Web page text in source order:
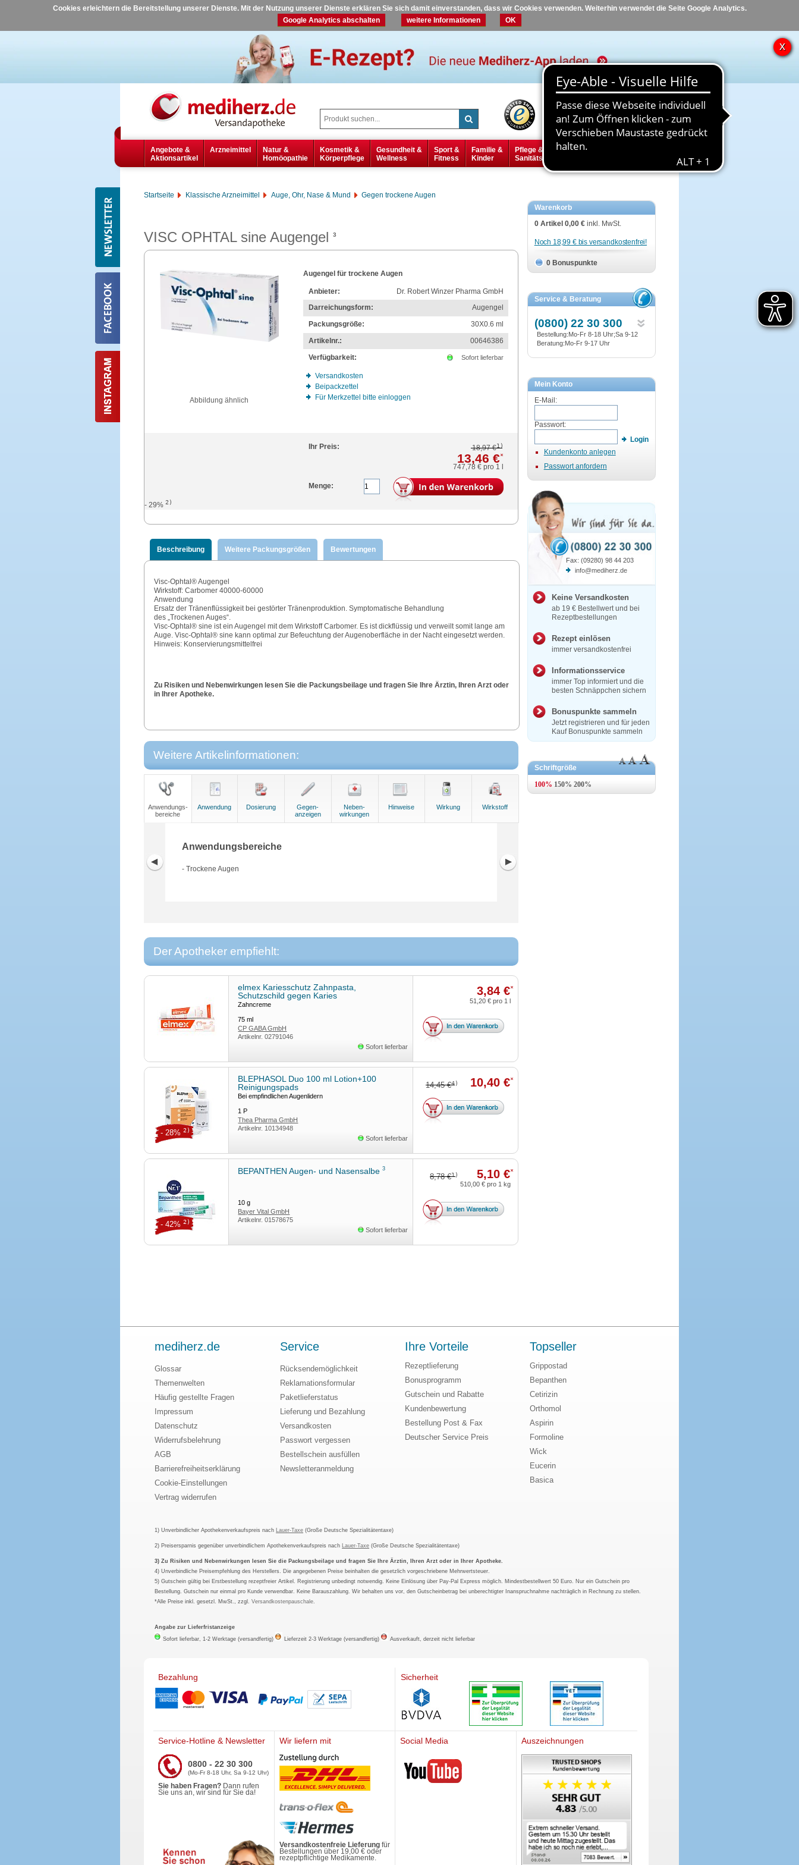
Cookies erleichtern die Bereitstellung unserer Dienste. Mit der Nutzung unserer Dienste erklären Sie sich damit einverstanden, dass wir Cookies verwenden. Weiterhin verwendet die Seite Google Analytics.
Google Analytics abschalten
weitere Informationen OK
Hilfe Kontakt
Angebote &
Aktionsartikel
Arzneimittel
Natur &
Homöopathie
Kosmetik &
Körperpflege
Gesundheit &
Wellness
Sport &
Fitness
Familie &
Kinder
Pflege &
Sanitätsbedarf
Diabetes
Startseite Klassische Arzneimittel Auge, Ohr, Nase & Mund Gegen trockene Augen
VISC OPHTAL sine Augengel 3
Abbildung ähnlich
Augengel für trockene Augen
Anbieter:
Dr. Robert Winzer Pharma GmbH
Darreichungsform:
Augengel
Packungsgröße:
30X0.6 ml
Artikelnr.:
00646386
Verfügbarkeit:
Sofort lieferbar
Versandkosten
Beipackzettel
Für Merkzettel bitte einloggen
Ihr Preis: 18,97 €1)
13,46 €*
747,78 €pro 1 l
Menge:
- 29% 2)
Beschreibung Weitere Packungsgrößen Bewertungen
Visc-Ophtal® Augengel
Wirkstoff: Carbomer 40000-60000
Anwendung
Ersatz der Tränenflüssigkeit bei gestörter Tränenproduktion. Symptomatische Behandlung
des „Trockenen Auges“.
Visc-Ophtal® sine ist ein Augengel mit dem Wirkstoff Carbomer. Es ist dickflüssig und verweilt somit lange am
Auge. Visc-Ophtal® sine kann optimal zur Befeuchtung der Augenoberfläche in der Nacht eingesetzt werden.
Hinweis: Konservierungsmittelfrei
Zu Risiken und Nebenwirkungen lesen Sie die Packungsbeilage und fragen Sie Ihre Ärztin, Ihren Arzt oder
in Ihrer Apotheke.
Weitere Artikelinformationen:
Anwendungs-
bereiche
Anwendung Dosierung
Gegen-
anzeigen
Neben-
wirkungen
Hinweise Wirkung Wirkstoff
Anwendungsbereiche
- Trockene Augen
Der Apotheker empfiehlt:
elmex Kariesschutz Zahnpasta,
Schutzschild gegen Karies
Zahncreme
75ml
CP GABA GmbH
Artikelnr.02791046
Sofort lieferbar
3,84 €*
51,20 € pro 1 l
BLEPHASOL Duo 100 ml Lotion+100
Reinigungspads
Bei empfindlichen Augenlidern
1P
Thea Pharma GmbH
Artikelnr. 10134948
Sofort lieferbar
14,45 €4) 10,40 €*
- 28% 2)
BEPANTHEN Augen- und Nasensalbe3
10g
Bayer Vital GmbH
Artikelnr.01578675
Sofort lieferbar
8,78 €1) 5,10 €*
- 42% 2)
510,00 € pro 1 kg
Warenkorb
0 Artikel 0,00 € inkl. MwSt.
Noch 18,99 € bis versandkostenfrei!
0 Bonuspunkte
Service & Beratung
(0800) 22 30 300
Bestellung:Mo-Fr 8-18 Uhr;Sa 9-12
Beratung:Mo-Fr 9-17 Uhr
Mein Konto
E-Mail:
Passwort:
Login
Kundenkonto anlegen
Passwort anfordern
Fax: (09280) 98 44 203
info@mediherz.de
Keine Versandkosten
ab 19 € Bestellwert und bei
Rezeptbestellungen
Rezept einlösen
immer versandkostenfrei
Informationsservice
immer Top informiert und die
besten Schnäppchen sichern
Bonuspunkte sammeln
Jetzt registrieren und für jeden
Kauf Bonuspunkte sammeln
Schriftgröße
mediherz.de
Glossar
Themenwelten
Häufig gestellte Fragen
Impressum
Datenschutz
Widerrufsbelehrung
AGB
Barrierefreiheitserklärung
Cookie-Einstellungen
Vertrag widerrufen
Service
Rücksendemöglichkeit
Reklamationsformular
Paketlieferstatus
Lieferung und Bezahlung
Versandkosten
Passwort vergessen
Bestellschein ausfüllen
Newsletteranmeldung
Ihre Vorteile
Rezeptlieferung
Bonusprogramm
Gutschein und Rabatte
Kundenbewertung
Bestellung Post & Fax
Deutscher Service Preis
Topseller
Grippostad
Bepanthen
Cetirizin
Orthomol
Aspirin
Formoline
Wick
Eucerin
Basica
1) Unverbindlicher Apothekenverkaufspreis nach Lauer-Taxe (Große Deutsche Spezialitätentaxe)
2) Preisersparnis gegenüber unverbindlichem Apothekenverkaufspreis nach Lauer-Taxe (Große Deutsche Spezialitätentaxe)
3) Zu Risiken und Nebenwirkungen lesen Sie die Packungsbeilage und fragen Sie Ihre Ärztin, Ihren Arzt oder in Ihrer Apotheke.
4) Unverbindliche Preisempfehlung des Herstellers. Die angegebenen Preise beinhalten die gesetzlich vorgeschriebene Mehrwertsteuer.
5) Gutschein gültig bei Erstbestellung rezeptfreier Artikel. Registrierung unbedingt notwendig. Keine Einlösung über Pay-Pal Express möglich. Mindestbestellwert 50 Euro. Nur ein Gutschein pro
Bestellung. Gutschein nur einmal pro Kunde verwendbar. Keine Barauszahlung. Wir behalten uns vor, den Gutscheinbetrag bei unberechtigter Inanspruchnahme nachträglich in Rechnung zu stellen.
*Alle Preise inkl. gesetzl. MwSt., zzgl.Versandkostenpauschale.
Angabe zur Lieferfristanzeige
Sofort lieferbar, 1-2 Werktage (versandfertig)
Lieferzeit 2-3 Werktage (versandfertig) Ausverkauft, derzeit nicht lieferbar
Bezahlung Sicherheit
Service-Hotline & Newsletter
0800 - 22 30 300
(Mo-Fr 8-18 Uhr, Sa 9-12 Uhr)
Sie haben Fragen? Dann rufen
Sie uns an, wir sind für Sie da!
Wir liefern mit
Versandkostenfreie Lieferungfür
Bestellungen über 19,00 € oder
rezeptpflichtige Medikamente.
Social Media
Mediherz
Auszeichnungen